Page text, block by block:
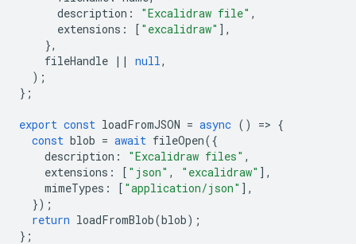
description : "Excalidraw file" ,
extensions : [ "excalidraw" ],
},
fileHandle || null ,
);
};
export const loadFromJSON = async () => {
const blob = await fileOpen({
description : "Excalidraw files" ,
extensions : [ "json" , "excalidraw" ],
mimeTypes : [ "application/json" ],
});
return loadFromBlob(blob);
};